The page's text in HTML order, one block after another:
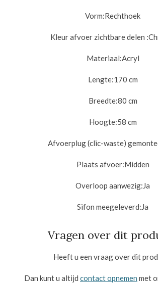
Vorm:Rechthoek
Kleur afvoer zichtbare delen :
Materiaal:Acryl
Lengte:170 cm
Breedte:80 cm
Hoogte:58 cm
Afvoerplug (clic-waste)
Plaats afvoer:Midden
Overloop aanwezig:Ja
Sifon meegeleverd:Ja
Vragen over dit
Heeft u een vraag over dit
Dan kunt u altijd contact opnemen met